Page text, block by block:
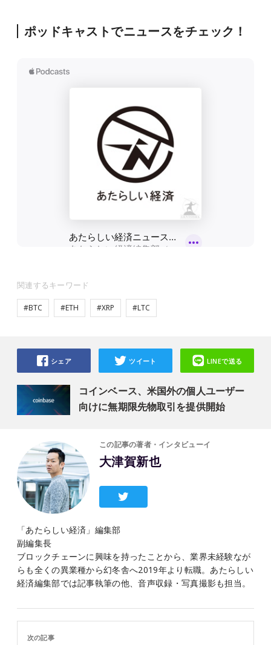
ポッドキャストでニュースをチェック！
関連するキーワード
#BTC #ETH #XRP #LTC
コインベース、米国外の個人ユーザー
向けに無期限先物取引を提供開始
シェア ツイート LINEで送る
この記事の著者・インタビューイ
大津賀新也
「あたらしい経済」編集部
副編集長
ブロックチェーンに興味を持ったことから、業界未経験なが
らも全くの異業種から幻冬舎へ2019年より転職。あたらしい
経済編集部では記事執筆の他、音声収録・写真撮影も担当。
次の記事